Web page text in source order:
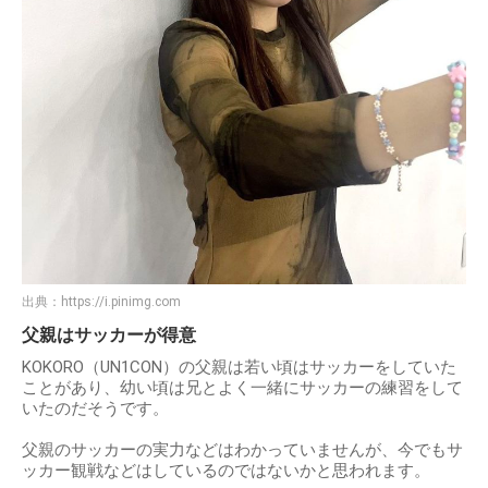
出典： https://i.pinimg.com
父親はサッカーが得意
KOKORO（UN1CON）の父親は若い頃はサッカーをしていた
ことがあり、幼い頃は兄とよく一緒にサッカーの練習をして
いたのだそうです。
父親のサッカーの実力などはわかっていませんが、今でもサ
ッカー観戦などはしているのではないかと思われます。